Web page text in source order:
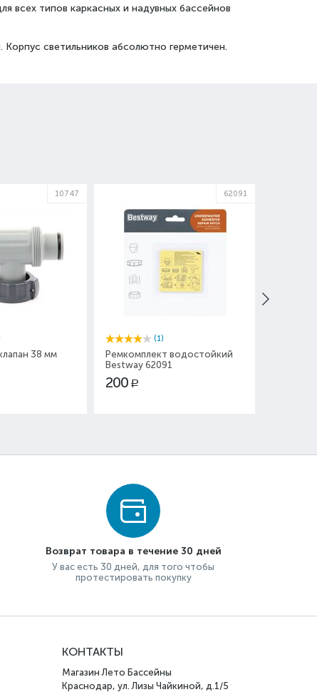
всех типов каркасных и надувных бассейнов
светильников абсолютно герметичен.
10747
38 мм
62091
(1)
Ремкомплект водостойкий
Bestway 62091
200 Р
Возврат товара в течение 30 дней
У вас есть 30 дней, для того чтобы
протестировать покупку
КОНТАКТЫ
Магазин Лето Бассейны
Краснодар, ул. Лизы Чайкиной, д.1/5